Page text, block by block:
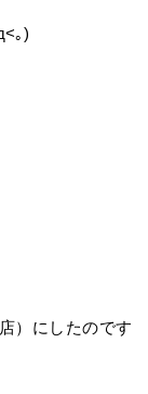
｡)
）にしたのです